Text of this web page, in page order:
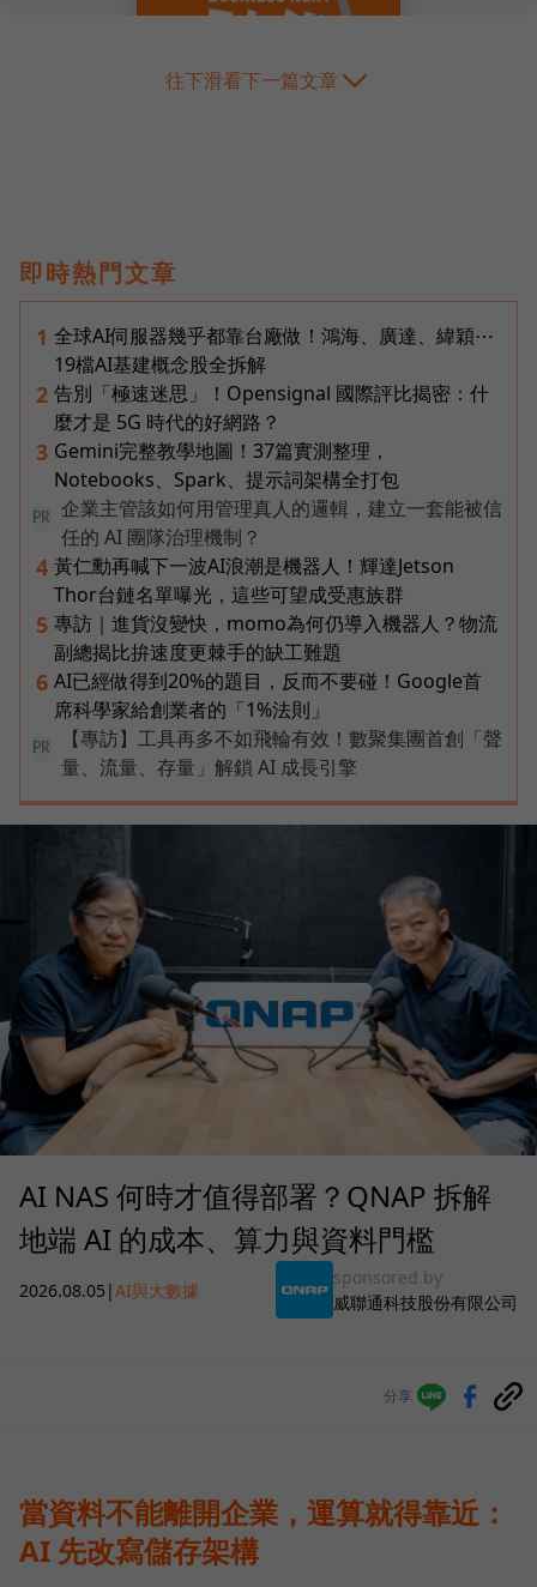
往下滑看下一篇文章
即時熱門文章
1 全球AI伺服器幾乎都靠台廠做！鴻海、廣達、緯穎⋯
19檔AI基建概念股全拆解
2 告別「極速迷思」！Opensignal 國際評比揭密：什
麼才是 5G 時代的好網路？
3 Gemini完整教學地圖！37篇實測整理，
Notebooks、Spark、提示詞架構全打包
PR
企業主管該如何用管理真人的邏輯，建立一套能被信
任的 AI 團隊治理機制？
4 黃仁勳再喊下一波AI浪潮是機器人！輝達Jetson
Thor台鏈名單曝光，這些可望成受惠族群
5 專訪｜進貨沒變快，momo為何仍導入機器人？物流
副總揭比拚速度更棘手的缺工難題
6 AI已經做得到20%的題目，反而不要碰！Google首
席科學家給創業者的「1%法則」
PR
【專訪】工具再多不如飛輪有效！數聚集團首創「聲
量、流量、存量」解鎖 AI 成長引擎
AI NAS 何時才值得部署？QNAP 拆解
地端 AI 的成本、算力與資料門檻
2026.08.05 |AI與大數據
sponsored by
威聯通科技股份有限公司
分享
當資料不能離開企業，運算就得靠近：
AI 先改寫儲存架構